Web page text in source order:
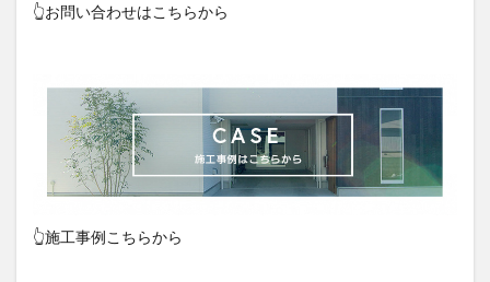
👆お問い合わせはこちらから
👆施工事例こちらから